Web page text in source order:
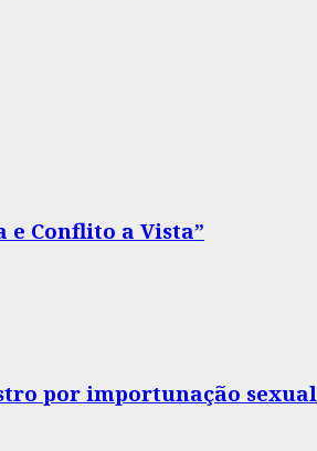
Conflito a Vista”
por importunação sexual